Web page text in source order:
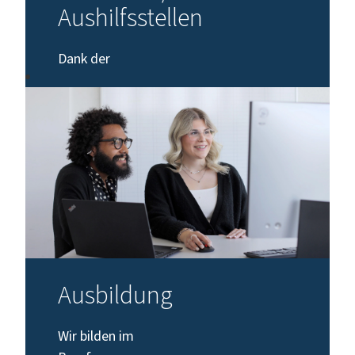
Aushilfsstellen
Dank der
Inhalte und
Anforderungen
sind unsere
Praktikumsstellen und
Aushilfstätigkeiten
für viele
Fachrichtungen
offen.
Mehr
Ausbildung
Wir bilden im